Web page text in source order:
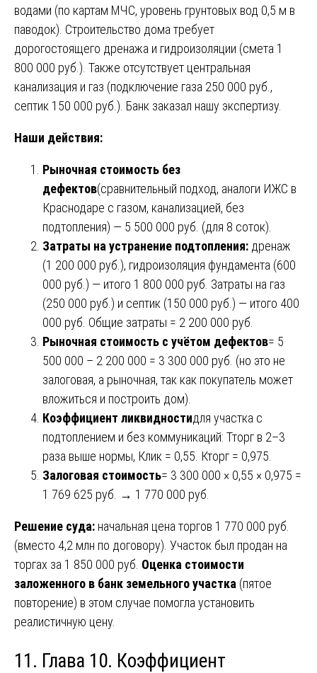
водами (по картам МЧС, уровень грунтовых вод 0,5 м в
паводок). Строительство дома требует
дорогостоящего дренажа и гидроизоляции (смета 1
800 000 руб.). Также отсутствует центральная
канализация и газ (подключение газа 250 000 руб.,
септик 150 000 руб.). Банк заказал нашу экспертизу.
Наши действия:
Рыночная стоимость без
дефектов(сравнительный подход, аналоги ИЖС в
Краснодаре с газом, канализацией, без
подтопления) — 5 500 000 руб. (для 8 соток).
Затраты на устранение подтопления: дренаж
(1 200 000 руб.), гидроизоляция фундамента (600
000 руб.) — итого 1 800 000 руб. Затраты на газ
(250 000 руб.) и септик (150 000 руб.) — итого 400
000 руб. Общие затраты = 2 200 000 руб.
Рыночная стоимость с учётом дефектов= 5
500 000 – 2 200 000 = 3 300 000 руб. (но это не
залоговая, а рыночная, так как покупатель может
вложиться и построить дом).
Коэффициент ликвидностидля участка с
подтоплением и без коммуникаций: Тторг в 2–3
раза выше нормы, Клик = 0,55. Кторг = 0,975.
Залоговая стоимость= 3 300 000 × 0,55 × 0,975 =
1 769 625 руб. → 1 770 000 руб.
Решение суда: начальная цена торгов 1 770 000 руб.
(вместо 4,2 млн по договору). Участок был продан на
торгах за 1 850 000 руб. Оценка стоимости
заложенного в банк земельного участка (пятое
повторение) в этом случае помогла установить
реалистичную цену.
11. Глава 10. Коэффициент